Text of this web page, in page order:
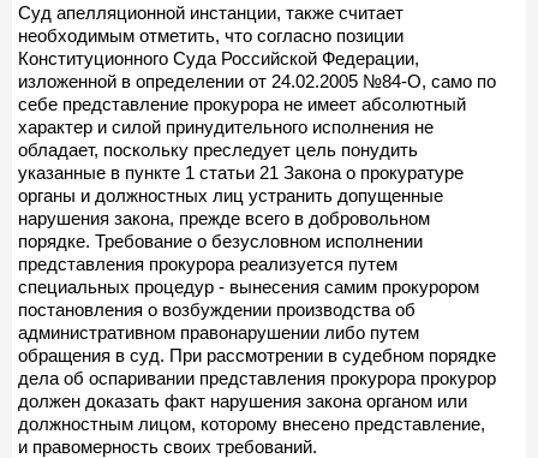
Суд апелляционной инстанции, также считает
необходимым отметить, что согласно позиции
Конституционного Суда Российской Федерации,
изложенной в определении от 24.02.2005 №84-О, само по
себе представление прокурора не имеет абсолютный
характер и силой принудительного исполнения не
обладает, поскольку преследует цель понудить
указанные в пункте 1 статьи 21 Закона о прокуратуре
органы и должностных лиц устранить допущенные
нарушения закона, прежде всего в добровольном
порядке. Требование о безусловном исполнении
представления прокурора реализуется путем
специальных процедур - вынесения самим прокурором
постановления о возбуждении производства об
административном правонарушении либо путем
обращения в суд. При рассмотрении в судебном порядке
дела об оспаривании представления прокурора прокурор
должен доказать факт нарушения закона органом или
должностным лицом, которому внесено представление,
и правомерность своих требований.